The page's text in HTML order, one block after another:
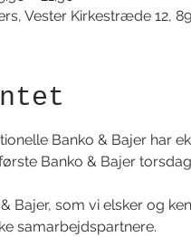
Vester Kirkestræde 12,
Banko & Bajer har
Banko & Bajer
Bajer, som vi elsker og
samarbejdspartnere.